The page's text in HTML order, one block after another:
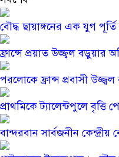
বৌদ্ধ ছায়াঙ্গনের এক যুগ
ফ্রান্সে প্রয়াত উজ্জ্বল বড়ুয়ার
পরলোকে ফ্রান্স প্রবাসী
প্রাথমিকে ট্যালেন্টপুলে বৃত্তি
বান্দরবান সার্বজনীন কেন্দ্রীয়